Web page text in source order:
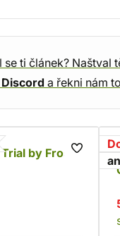
se ti článek? Naštval
Discord a řekni nám
by Frost